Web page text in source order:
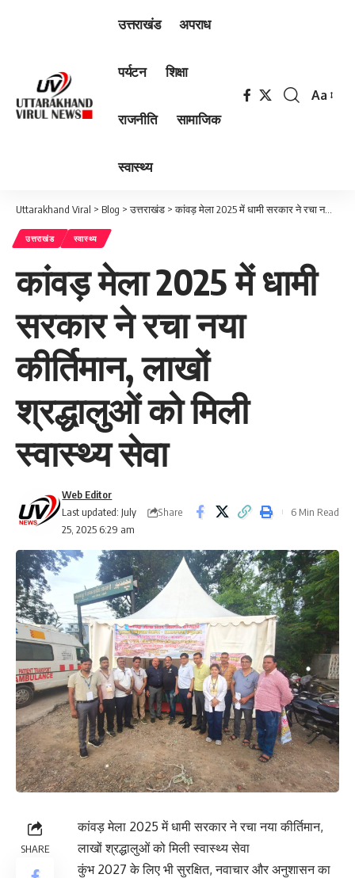
उत्तराखंड अपराध
पर्यटन शिक्षा
राजनीति सामाजिक
स्वास्थ्य
Font
Aa
Uttarakhand Viral > Blog >उत्तराखंड >कांवड़ मेला 2025 में धामी सरकार ने रचा नया कीर्तिमान, लाखों श्रद्धालुओं को मिली स्वास्थ्य सेवा
उत्तराखंड स्वास्थ्य
कांवड़ मेला 2025 में धामी
सरकार ने रचा नया
कीर्तिमान, लाखों
श्रद्धालुओं को मिली
स्वास्थ्य सेवा
Last updated: July
25, 2025 6:29 am
Web Editor
Share
6 Min Read
SHARE
कांवड़ मेला 2025 में धामी सरकार ने रचा नया कीर्तिमान,
लाखों श्रद्धालुओं को मिली स्वास्थ्य सेवा
कुंभ 2027 के लिए भी सुरक्षित, नवाचार और अनुशासन का